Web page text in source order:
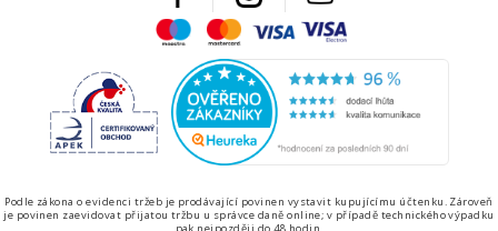
MaestroMastercard
Visa
Česká kvalita
Podle zákona o evidenci tržeb je prodávající povinen vystavit kupujícímu účtenku. Zároveň
je povinen zaevidovat přijatou tržbu u správce daně online; v případě technického výpadku